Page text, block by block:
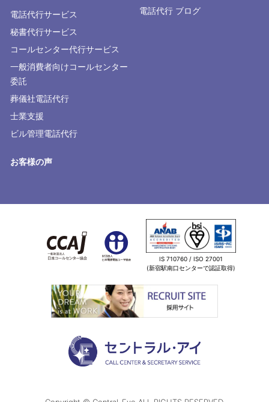
電話代行サービス
秘書代行サービス
コールセンター代行サービス
一般消費者向けコールセンター
委託
葬儀社電話代行
士業支援
ビル管理電話代行
お客様の声
電話代行 ブログ
IS 710760 / ISO 27001
(新宿駅南口センターで認証取得)